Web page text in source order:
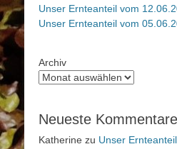
Unser Ernteanteil vom
Unser Ernteanteil vom
Archiv
Neueste Kommentare
Katherine zu Unser